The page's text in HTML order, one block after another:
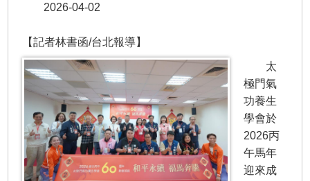
2026-04-02
【記者林書函/台北報導】
太
極門氣
功養生
學會於
2026丙
午馬年
迎來成